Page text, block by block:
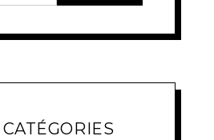
CATÉGORIES